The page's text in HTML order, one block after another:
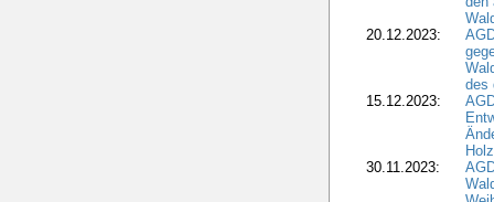
20.12.2023:
des
15.12.2023:
30.11.2023: